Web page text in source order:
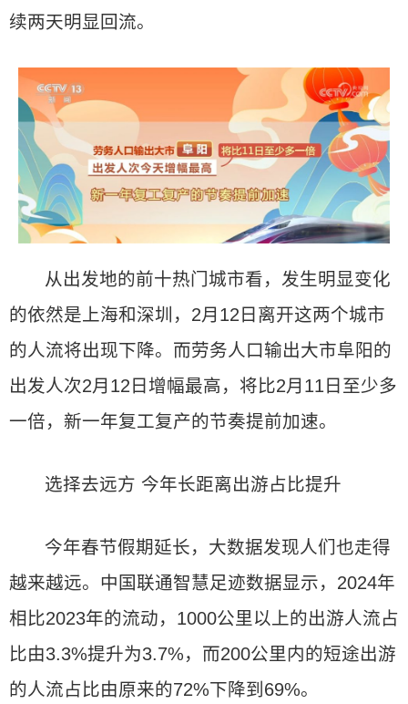
续两天明显回流。
从出发地的前十热门城市看，发生明显变化
的依然是上海和深圳，2月12日离开这两个城市
的人流将出现下降。而劳务人口输出大市阜阳的
出发人次2月12日增幅最高，将比2月11日至少多
一倍，新一年复工复产的节奏提前加速。
选择去远方 今年长距离出游占比提升
今年春节假期延长，大数据发现人们也走得
越来越远。中国联通智慧足迹数据显示，2024年
相比2023年的流动，1000公里以上的出游人流占
比由3.3%提升为3.7%，而200公里内的短途出游
的人流占比由原来的72%下降到69%。